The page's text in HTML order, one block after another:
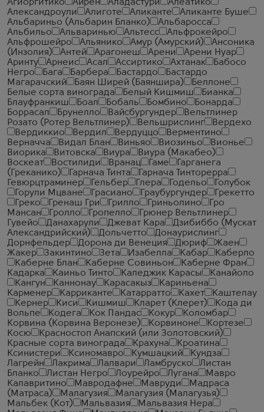
Агиоргитико
Айрен Аладастури
Алеатико
Александроули
Алиготе Аликанте
Аликанте Буше
Альбариньо (Альбарин Бланко)
Альбаросса
Альбильо
Альваринью Альтесс
Альфрокейро
Альфрошейро
Альянико Амур (Амурский)
Ансоника
(Инзолия)
Антей Арагонеш Арени
Арени Нуар
Аринту
Арнеис Асал Ассиртико Ахтанак
Бабосо
Негро
Бага Барбера Бастардо
Бастардо
Магарачский
Баян Ширей (Баяншира)
Беллоне
Белые сорта винограда
Белый Кишмиш
Бианка
Блауфранкиш
Боал Бобаль Бомбино
Бонарда
Боррасал
Брунелло Вайсбургундер
Вельтлинер
Розато (Ротер Вельтлинер)
Вельшрислинг
Вердехо
Вердиккио
Вердил Вердуццо
Верментино
Верначча
Видал Блан Виньяо Виозиньо
Вионье
Виорика
Витовска Виура
Виура (Макабео)
Воскеат
Востилиди Вранац Гаме
Гарганега
(Греканико)
Гарнача Тинта
Гарнача Тинторерра
Гевюрцтраминер
Гельбер Глера Годельо
Голубок
Горули Мцване
Грасиано Граубургундер
Грекетто
Греко
Гренаш Гри Грилло Гриньолино
Гро
Мансан
Гролло Гропелло
Грюнер Вельтлинер
Гувейо
Данахарули Джеват Кара
Дзибиббо (Мускат
Александрийский)
Дольчетто
Донаурислинг
Дорнфельдер
Дорона ди Венеция Дюриф
Жаен
Жакер
Закинтино Зета Изабелла Кабар
Каберло
Каберне Блан
Каберне Совиньон
Каберне Фран
Кадарка
Каиньо Тинто Каледжик Карасы
Канайоло
Кангун
Каннонау Карасакыз
Кариньена
Карменер
Карриканте Катарратто Кахет
Каштелау
Кернер
Киси Кишмиш Кларет (Клерет)
Кода ди
Вольпе
Кодега Кок Пандас Кокур
Коломбар
Корвина (Корвина Веронезе)
Корвиноне
Кортезе
Косю
Красностоп Анапский (или Золотовский)
Красные сорта винограда
Крахуна
Кроатина
Ксинистери
Ксиномавро Кумшацкий
Кундза
Лагрейн
Лакрима Лалвари Ламбруско
Листан
Бланко
Листан Негро Лоурейро Лугана
Мавро
Калавритино
Мавродафне Мавруди
Мадраса
(Матраса)
Малагузия
Малагузия (Малагузья)
Мальбек (Кот)
Мальвазия
Мальвазия Нера